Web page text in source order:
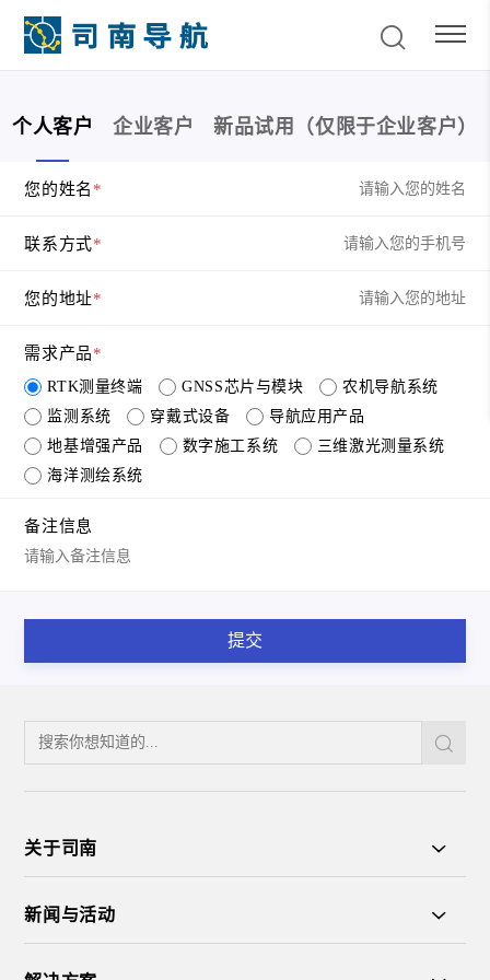
个人客户 企业客户 新品试用（仅限于企业客户）
*
您的姓名
*
联系方式
*
您的地址
*
需求产品
RTK测量终端 GNSS芯片与模块
农机导航系统
监测系统
穿戴式设备
导航应用产品
地基增强产品
数字施工系统
三维激光测量系统
海洋测绘系统
备注信息
提交
*
您的姓名
*
联系方式
*
单位名称
担任职务
您的地址
*
需求产品
监测系统
地基增强产品
*
您的姓名
*
手机号
您的地址
关于司南
新闻与活动